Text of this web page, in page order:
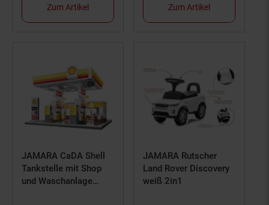
Zum Artikel Zum Artikel
JAMARA CaDA Shell
Tankstelle mit Shop
und Waschanlage
JAMARA Rutscher
Land Rover Discovery
weiß 2in1